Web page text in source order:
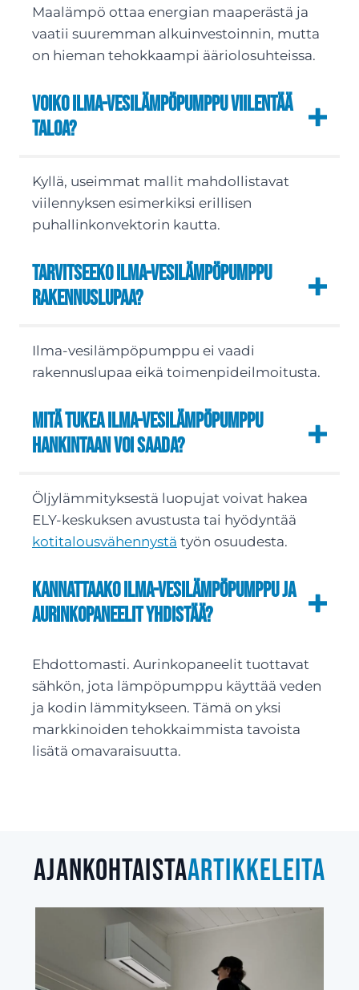
Maalämpö ottaa energian maaperästä ja
vaatii suuremman alkuinvestoinnin, mutta
on hieman tehokkaampi ääriolosuhteissa.
Voiko ilma-vesilämpöpumppu viilentää
taloa?
Kyllä, useimmat mallit mahdollistavat
viilennyksen esimerkiksi erillisen
puhallinkonvektorin kautta.
Tarvitseeko ilma-vesilämpöpumppu
rakennuslupaa?
Ilma-vesilämpöpumppu ei vaadi
rakennuslupaa eikä toimenpideilmoitusta.
Mitä tukea ilma-vesilämpöpumppu
hankintaan voi saada?
Öljylämmityksestä luopujat voivat hakea
ELY-keskuksen avustusta tai hyödyntää
kotitalousvähennystä työn osuudesta.
Kannattaako ilma-vesilämpöpumppu ja
aurinkopaneelit yhdistää?
Ehdottomasti. Aurinkopaneelit tuottavat
sähkön, jota lämpöpumppu käyttää veden
ja kodin lämmitykseen. Tämä on yksi
markkinoiden tehokkaimmista tavoista
lisätä omavaraisuutta.
Ajankohtaistaartikkeleita